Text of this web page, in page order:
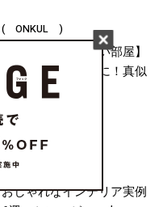
( ONKUL )
【１人暮らしの狭い部屋】
おうち時間を快適に！真似
したくな...
( CULTURE & LIFE )
おしゃれなインテリア実例